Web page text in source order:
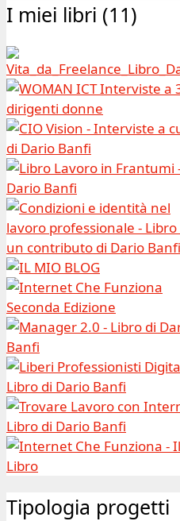
Archivio
I miei libri (11)
Tipologia progetti